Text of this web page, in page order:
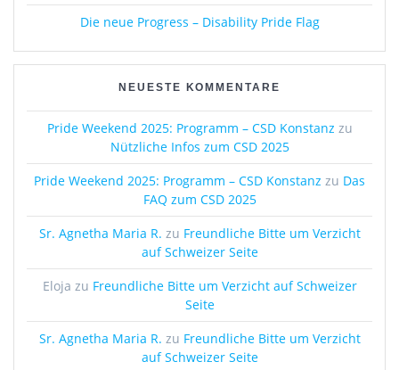
Die neue Progress – Disability Pride Flag
NEUESTE KOMMENTARE
Pride Weekend 2025: Programm – CSD Konstanz zu
Nützliche Infos zum CSD 2025
Pride Weekend 2025: Programm – CSD Konstanz zu Das
FAQ zum CSD 2025
Sr. Agnetha Maria R. zu Freundliche Bitte um Verzicht
auf Schweizer Seite
Eloja zu Freundliche Bitte um Verzicht auf Schweizer
Seite
Sr. Agnetha Maria R. zu Freundliche Bitte um Verzicht
auf Schweizer Seite